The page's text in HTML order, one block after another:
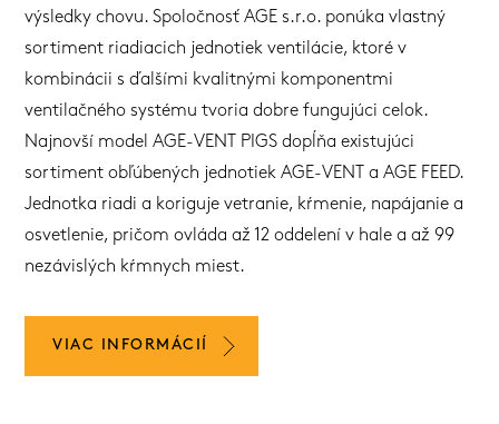
výsledky chovu. Spoločnosť AGE s.r.o. ponúka vlastný
sortiment riadiacich jednotiek ventilácie, ktoré v
kombinácii s ďalšími kvalitnými komponentmi
ventilačného systému tvoria dobre fungujúci celok.
Najnovší model AGE-VENT PIGS dopĺňa existujúci
sortiment obľúbených jednotiek AGE-VENT a AGE FEED.
Jednotka riadi a koriguje vetranie, kŕmenie, napájanie a
osvetlenie, pričom ovláda až 12 oddelení v hale a až 99
nezávislých kŕmnych miest.
VIAC INFORMÁCIÍ